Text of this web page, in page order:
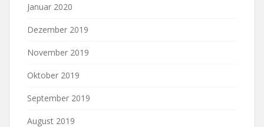
Januar 2020
Dezember 2019
November 2019
Oktober 2019
September 2019
August 2019